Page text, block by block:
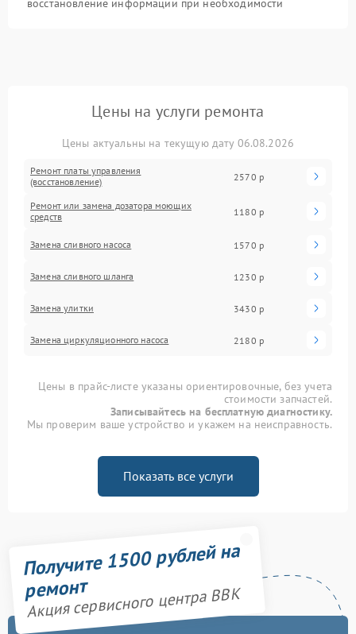
восстановление информации при необходимости
Цены на услуги ремонта
Цены актуальны на текущую дату 06.08.2026
Ремонт платы управления
(восстановление)
2570 р
Ремонт или замена дозатора моющих
средств
1180 р
Замена сливного насоса 1570 р
Замена сливного шланга 1230 р
Замена улитки 3430 р
Замена циркуляционного насоса 2180 р
Цены в прайс-листе указаны ориентировочные, без учета
стоимости запчастей.
Записывайтесь на бесплатную диагностику.
Мы проверим ваше устройство и укажем на неисправность.
Показать все услуги
Получите 1500 рублей на
ремонт
Акция сервисного центра BBK